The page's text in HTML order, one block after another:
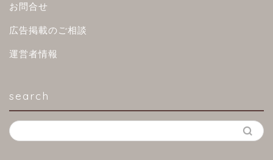
お問合せ
広告掲載のご相談
運営者情報
search